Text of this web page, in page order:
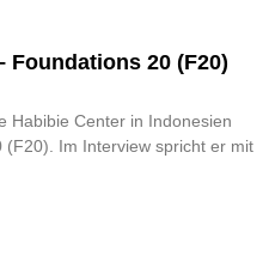
Foundations 20 (F20)
Habibie Center in Indonesien
Im Interview spricht er mit